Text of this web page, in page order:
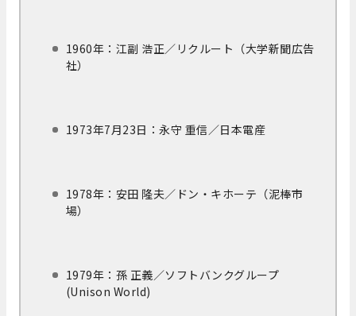
1960年：江副 浩正／リクルート（大学新聞広告
社）
1973年7月23日：永守 重信／日本電産
1978年：安田 隆夫／ドン・キホーテ（泥棒市
場）
1979年：孫 正義／ソフトバンクグループ
(Unison World)